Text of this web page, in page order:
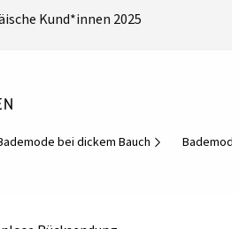
Kund*innen 2025
bei dickem Bauch